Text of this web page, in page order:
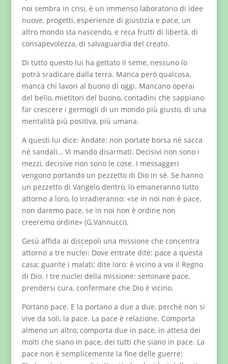
noi sembra in crisi, è un immenso laboratorio di idee
nuove, progetti, esperienze di giustizia e pace, un
altro mondo sta nascendo, e reca frutti di libertà, di
consapevolezza, di salvaguardia del creato.
Di tutto questo lui ha gettato il seme, nessuno lo
potrà sradicare dalla terra. Manca però qualcosa,
manca chi lavori al buono di oggi. Mancano operai
del bello, mietitori del buono, contadini che sappiano
far crescere i germogli di un mondo più giusto, di una
mentalità più positiva, più umana.
A questi lui dice: Andate: non portate borsa né sacca
né sandali… Vi mando disarmati. Decisivi non sono i
mezzi, decisive non sono le cose. I messaggeri
vengono portando un pezzetto di Dio in sé. Se hanno
un pezzetto di Vangelo dentro, lo emaneranno tutto
attorno a loro, lo irradieranno: «se in noi non è pace,
non daremo pace, se in noi non è ordine non
creeremo ordine» (G.Vannucci).
Gesù affida ai discepoli una missione che concentra
attorno a tre nuclei: Dove entrate dite: pace a questa
casa; guarite i malati; dite loro: è vicino a voi il Regno
di Dio. I tre nuclei della missione: seminare pace,
prendersi cura, confermare che Dio è vicino.
Portano pace. E la portano a due a due, perché non si
vive da soli, la pace. La pace è relazione. Comporta
almeno un altro, comporta due in pace, in attesa dei
molti che siano in pace, dei tutti che siano in pace. La
pace non è semplicemente la fine delle guerre: